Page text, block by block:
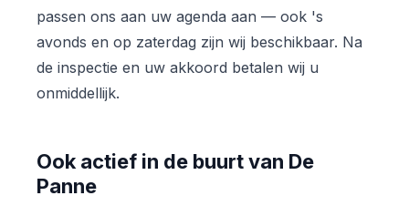
passen ons aan uw agenda aan — ook 's
avonds en op zaterdag zijn wij beschikbaar. Na
de inspectie en uw akkoord betalen wij u
onmiddellijk.
Ook actief in de buurt van De
Panne